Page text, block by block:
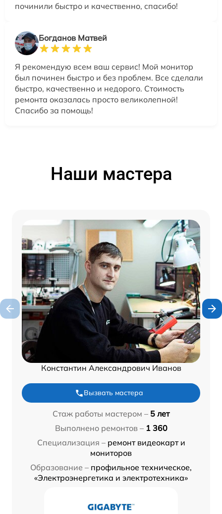
починили быстро и качественно, спасибо!
Богданов Матвей
Я рекомендую всем ваш сервис! Мой монитор
был починен быстро и без проблем. Все сделали
быстро, качественно и недорого. Стоимость
ремонта оказалась просто великолепной!
Спасибо за помощь!
Наши мастера
Константин Александрович Иванов
Вызвать мастера
Стаж работы мастером – 5 лет
Выполнено ремонтов – 1 360
Специализация – ремонт видеокарт и
мониторов
Образование – профильное техническое,
«Электроэнергетика и электротехника»